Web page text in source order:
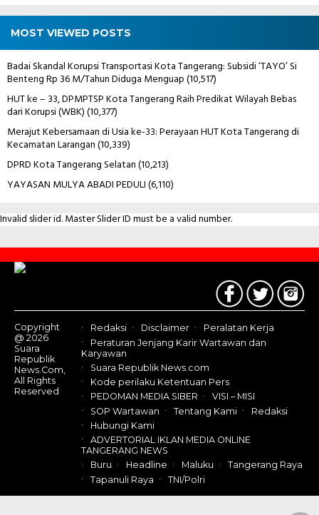
MOST VIEWED POSTS
Badai Skandal Korupsi Transportasi Kota Tangerang: Subsidi ‘TAYO’ Si
Benteng Rp 36 M/Tahun Diduga Menguap(10,517)
HUT ke – 33, DPMPTSP Kota Tangerang Raih Predikat Wilayah Bebas
dari Korupsi (WBK)(10,377)
Merajut Kebersamaan di Usia ke-33: Perayaan HUT Kota Tangerang di
Kecamatan Larangan(10,339)
DPRD Kota Tangerang Selatan(10,213)
YAYASAN MULYA ABADI PEDULI(6,110)
Invalid slider id. Master Slider ID must be a valid number.
Contact
Us
Copyright
@ 2026
Suara
Republik
News.Com,
All Rights
Reserved
Redaksi Disclaimer
Peralatan Kerja
Peraturan Jenjang Karir Wartawan dan
Karyawan
Suara Republik News.com
Kode perilaku Ketentuan Pers
PEDOMAN MEDIA SIBER
VISI – MISI
SOP Wartawan
Tentang Kami
Redaksi
Hubungi Kami
ADVERTORIAL IKLAN MEDIA ONLINE
TANGERANG NEWS
Buru
Headline Maluku
Tangerang Raya
Tapanuli Raya
TNI/Polri